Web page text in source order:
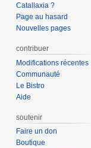
Catallaxia ?
Page au hasard
Nouvelles pages
contribuer
Modifications récentes
Communauté
Le Bistro
Aide
soutenir
Faire un don
Boutique